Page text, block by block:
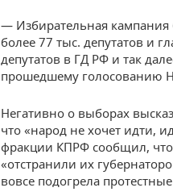
— Избирательная
более 77 тыс. депутатов и
депутатов в ГД РФ и так
прошедшему голосованию
Негативно о выборах
что «народ не хочет идти,
фракции КПРФ сообщил,
«отстранили их
вовсе подогрела